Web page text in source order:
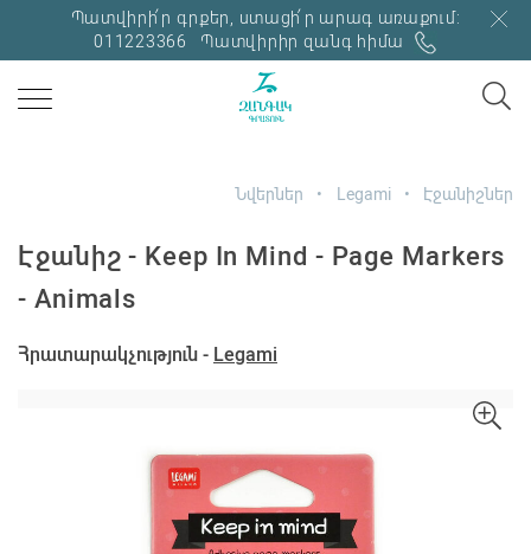
Պատվիրի՛ր գրքեր, ստացի՛ր արագ առաքում:
011223366
Պատվիրիր զանգ հիմա
Նվերներ Legami Էջանիշներ
Էջանիշ - Keep In Mind - Page Markers
- Animals
Հրատարակչություն - Legami